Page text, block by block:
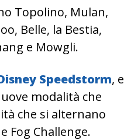
Topolino, Mulan,
Belle, la Bestia,
e Mowgli.
Speedstorm, e
modalità che
che si alternano
Fog Challenge.